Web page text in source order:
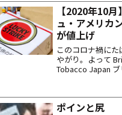
ッていたせいか
ま...
【2020年10
ュ・アメリカ
が値上げ
このコロナ禍にた
やがり。よって
Tobacco Japan
リカン・タバコ
品も 10月から値
～！ 紙巻たばこ
ポインと尻